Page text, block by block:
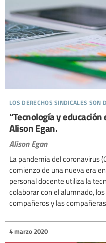
los derechos sindicales son
“Tecnología y educación
Alison Egan.
Alison Egan
La pandemia del coronavirus
comienzo de una nueva era
personal docente utiliza la
colaborar con el alumnado,
compañeros y las
4 marzo 2020